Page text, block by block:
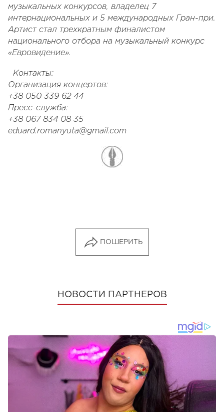
музыкальных конкурсов, владелец 7
интернациональных и 5 международных Гран-при.
Артист стал трехкратным финалистом
национального отбора на музыкальный конкурс
«Евровидение».
Контакты:
Организация концертов:
+38 050 339 62 44
Пресс-служба:
+38 067 834 08 35
eduard.romanyuta@gmail.com
ПОШЕРИТЬ
НОВОСТИ ПАРТНЕРОВ